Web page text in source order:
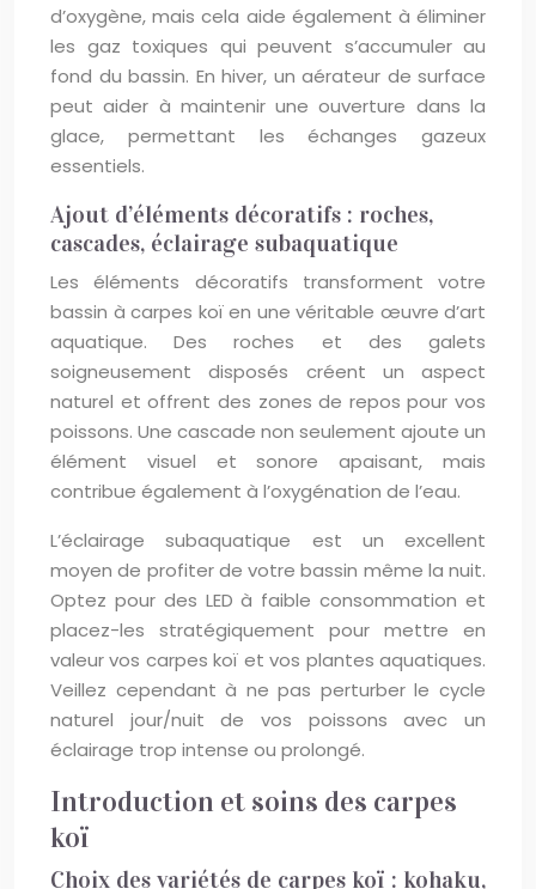
d’oxygène, mais cela aide également à éliminer
les gaz toxiques qui peuvent s’accumuler au
fond du bassin. En hiver, un aérateur de surface
peut aider à maintenir une ouverture dans la
glace, permettant les échanges gazeux
essentiels.
Ajout d’éléments décoratifs : roches,
cascades, éclairage subaquatique
Les éléments décoratifs transforment votre
bassin à carpes koï en une véritable œuvre d’art
aquatique. Des roches et des galets
soigneusement disposés créent un aspect
naturel et offrent des zones de repos pour vos
poissons. Une cascade non seulement ajoute un
élément visuel et sonore apaisant, mais
contribue également à l’oxygénation de l’eau.
L’éclairage subaquatique est un excellent
moyen de profiter de votre bassin même la nuit.
Optez pour des LED à faible consommation et
placez-les stratégiquement pour mettre en
valeur vos carpes koï et vos plantes aquatiques.
Veillez cependant à ne pas perturber le cycle
naturel jour/nuit de vos poissons avec un
éclairage trop intense ou prolongé.
Introduction et soins des carpes
koï
Choix des variétés de carpes koï : kohaku,